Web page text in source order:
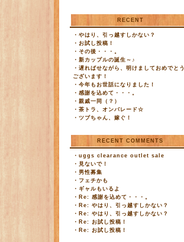
RECENT
・ やはり、引っ越すしかない？
・ お試し投稿！
・ その後・・・。
・ 新カップルの誕生～♪
・ 遅ればせながら、明けましておめでとう
ございます！
・ 今年もお世話になりました！
・ 感謝を込めて・・・。
・ 親戚一同（？）
・ 茶トラ、オンパレード☆
・ ツブちゃん、嫁ぐ！
RECENT COMMENTS
・ uggs clearance outlet sale
・ 見ないで！
・ 男性募集
・ フェチかも
・ ギャルもいるよ
・ Re: 感謝を込めて・・・。
・ Re: やはり、引っ越すしかない？
・ Re: やはり、引っ越すしかない？
・ Re: お試し投稿！
・ Re: お試し投稿！